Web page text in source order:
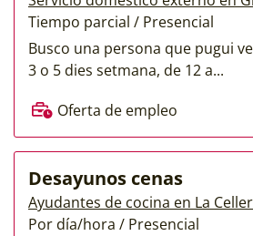
Tiempo parcial / Presencial
Busco una persona que pugui
3 o 5 dies setmana, de 12 a...
Oferta de empleo
Desayunos cenas
Ayudantes de cocina en La
Por día/hora / Presencial